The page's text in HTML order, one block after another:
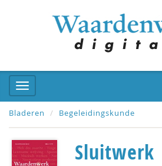
Bladeren Begeleidingskunde
Sluitwerk